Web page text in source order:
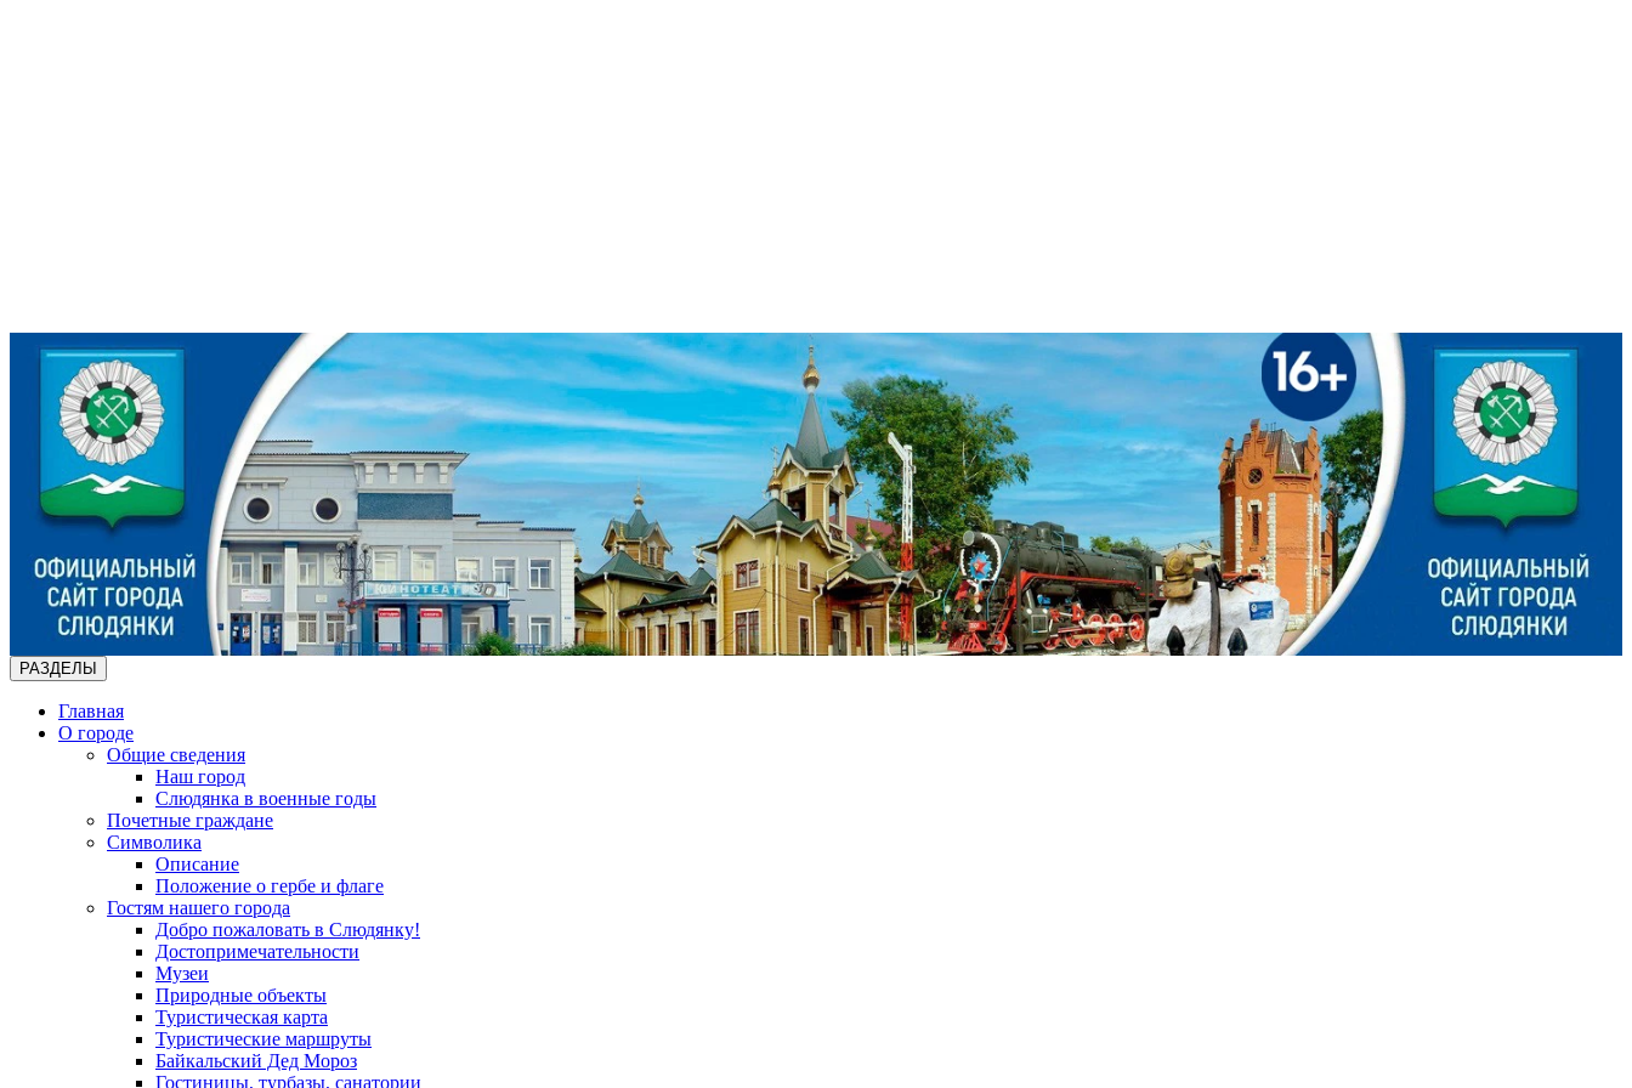
РАЗДЕЛЫ
Главная
О городе
Общие сведения
Наш город
Слюдянка в военные годы
Почетные граждане
Символика
Описание
Положение о гербе и флаге
Гостям нашего города
Добро пожаловать в Слюдянку!
Достопримечательности
Музеи
Природные объекты
Туристическая карта
Туристические маршруты
Байкальский Дед Мороз
Гостиницы, турбазы, санатории